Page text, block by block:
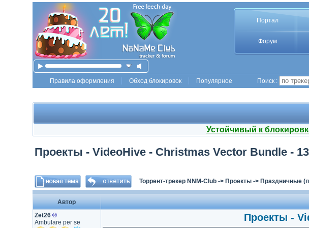
Портал
Форум
Правила оформления Обход блокировок Популярное Поиск :
Устойчивый к
Проекты - VideoHive - Christmas Vector Bundle -
Торрент-трекер NNM-Club-> Проекты-> Праздничные
Автор
Zet26 ®
Ambulare per se
Проекты -